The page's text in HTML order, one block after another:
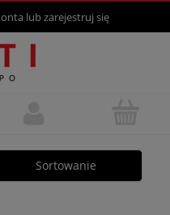
lubzarejestruj się
Sortowanie